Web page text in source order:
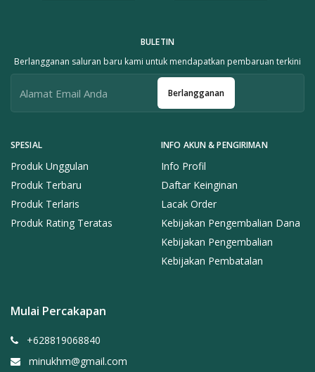
SPESIAL
Produk Unggulan
Produk Terbaru
Produk Terlaris
Produk Rating Teratas
INFO AKUN & PENGIRIMAN
Info Profil
Daftar Keinginan
Lacak Order
Kebijakan Pengembalian Dana
Kebijakan Pengembalian
Kebijakan Pembatalan
BULETIN
Berlangganan saluran baru kami untuk mendapatkan pembaruan terkini
Berlangganan
Mulai Percakapan
+628819068840
minukhm@gmail.com